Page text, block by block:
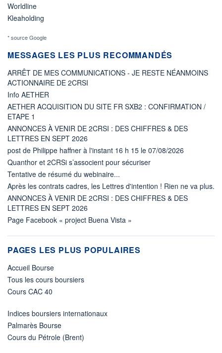
Worldline
Kleaholding
* source Google
MESSAGES LES PLUS RECOMMANDÉS
ARRÊT DE MES COMMUNICATIONS - JE RESTE NÉANMOINS
ACTIONNAIRE DE 2CRSI
Info AETHER
AETHER ACQUISITION DU SITE FR SXB2 : CONFIRMATION /
ETAPE 1
ANNONCES À VENIR DE 2CRSI : DES CHIFFRES & DES
LETTRES EN SEPT 2026
post de Philippe haffner à l'instant 16 h 15 le 07/08/2026
Quanthor et 2CRSi s’associent pour sécuriser
Tentative de résumé du webinaire...
Après les contrats cadres, les Lettres d'intention ! Rien ne va plus.
ANNONCES À VENIR DE 2CRSI : DES CHIFFRES & DES
LETTRES EN SEPT 2026
Page Facebook « project Buena Vista »
PAGES LES PLUS POPULAIRES
Accueil Bourse
Tous les cours boursiers
Cours CAC 40
Indices boursiers internationaux
Palmarès Bourse
Cours du Pétrole (Brent)